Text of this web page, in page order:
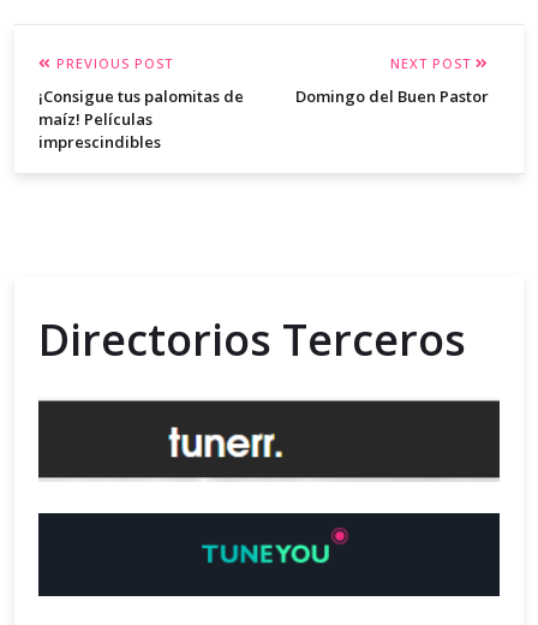
PREVIOUS POST
¡Consigue tus palomitas de
maíz! Películas
imprescindibles
NEXT POST
Domingo del Buen Pastor
Directorios Terceros